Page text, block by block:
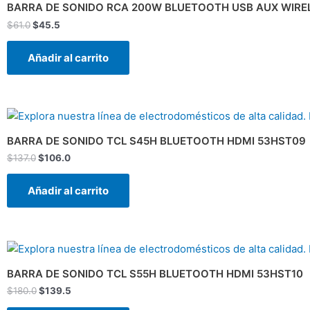
BARRA DE SONIDO RCA 200W BLUETOOTH USB AUX
$61.0
original
era:
$61.0.
$45.5
actual
es:
Añadir al carrito
BARRA DE SONIDO TCL S45H BLUETOOTH HDMI 53HST09
$137.0
El
original
era:
$137.0.
$106.0
El
actual
es:
$106.0.
Añadir al carrito
BARRA DE SONIDO TCL S55H BLUETOOTH HDMI 53HST10
$180.0
El
original
era:
$180.0.
$139.5
El
actual
es: